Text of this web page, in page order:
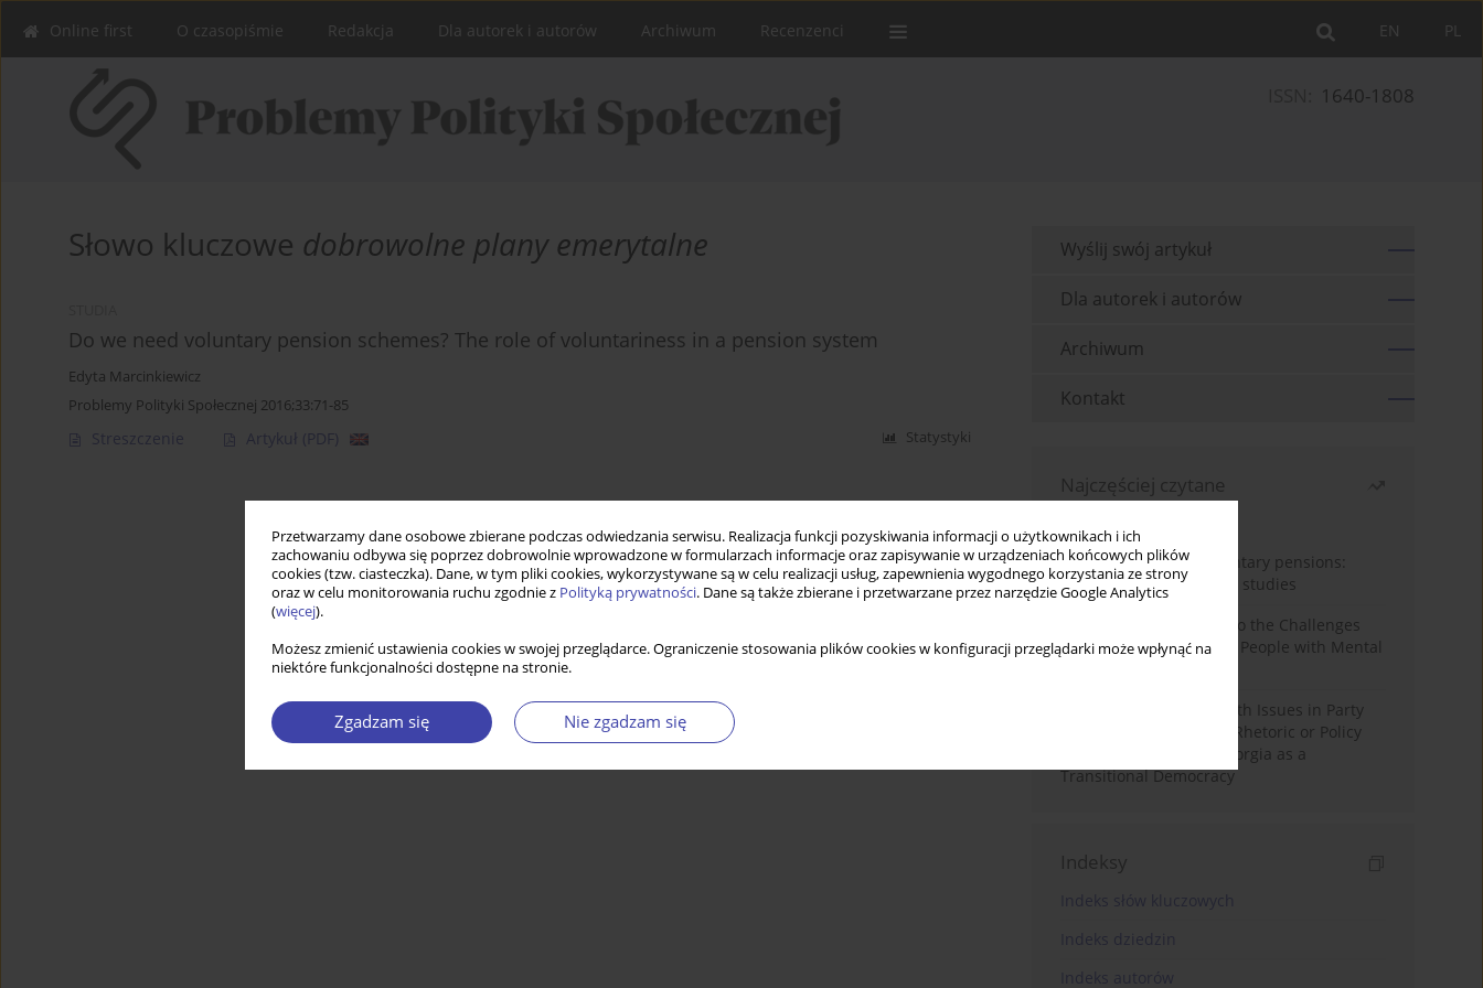
Przetwarzamy dane osobowe zbierane podczas odwiedzania serwisu. Realizacja funkcji pozyskiwania informacji o użytkownikach i ich
zachowaniu odbywa się poprzez dobrowolnie wprowadzone w formularzach informacje oraz zapisywanie w urządzeniach końcowych plików
cookies (tzw. ciasteczka). Dane, w tym pliki cookies, wykorzystywane są w celu realizacji usług, zapewnienia wygodnego korzystania ze strony
oraz w celu monitorowania ruchu zgodnie z Polityką prywatności. Dane są także zbierane i przetwarzane przez narzędzie Google Analytics
(więcej).
Możesz zmienić ustawienia cookies w swojej przeglądarce. Ograniczenie stosowania plików cookies w konfiguracji przeglądarki może wpłynąć na
niektóre funkcjonalności dostępne na stronie.
Zgadzam się Nie zgadzam się
PL
EN
Online first O czasopiśmie Redakcja Dla autorek i autorów Archiwum Recenzenci
1640-1808
Słowo kluczowe dobrowolne plany emerytalne
Do we need voluntary pension schemes? The role of voluntariness in a pension system
Edyta Marcinkiewicz
Problemy Polityki Społecznej 2016;33:71-85
Streszczenie Artykuł (PDF) Statystyki
Wyślij swój artykuł
Dla autorek i autorów
Archiwum
Kontakt
Najczęściej czytane
Auto-enrolment in voluntary pensions:
Comparative OECD case studies
Bibliometric Insights into the Challenges
and Needs of Homeless People with Mental
The Politicisation of Youth Issues in Party
Programmes: Symbolic Rhetoric or Policy
Priority? The Case of Georgia as a
Transitional Democracy
Indeksy
Indeks słów kluczowych
Indeks dziedzin
Indeks autorów